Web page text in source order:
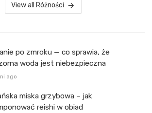
View all Różności
po zmroku — co sprawia, że
woda jest niebezpieczna
ago
miska grzybowa – jak
reishi w obiad